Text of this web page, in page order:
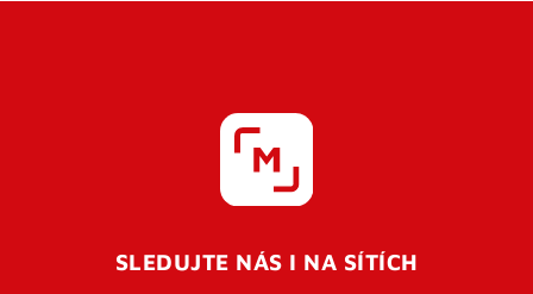
SLEDUJTE NÁS I NA SÍTÍCH